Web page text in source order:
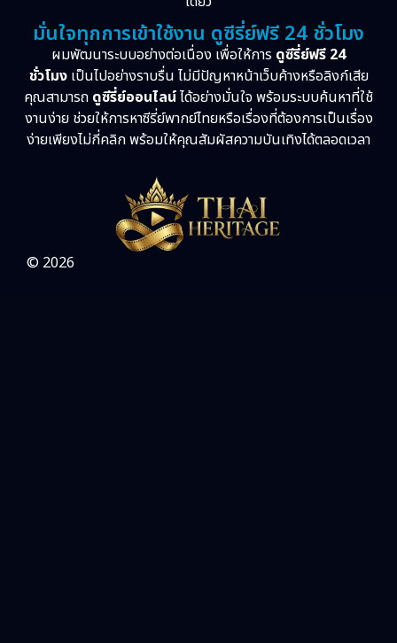
มั่นใจทุกการเข้าใช้งาน ดูซีรี่ย์ฟรี 24 ชั่วโมง
ผมพัฒนาระบบอย่างต่อเนื่อง เพื่อให้การ ดูซีรี่ย์ฟรี 24
ชั่วโมงเป็นไปอย่างราบรื่น ไม่มีปัญหาหน้าเว็บค้างหรือลิงก์เสีย
คุณสามารถ ดูซีรี่ย์ออนไลน์ได้อย่างมั่นใจ พร้อมระบบค้นหาที่ใช้
งานง่าย ช่วยให้การหาซีรี่ย์พากย์ไทยหรือเรื่องที่ต้องการเป็นเรื่อง
ง่ายเพียงไม่กี่คลิก พร้อมให้คุณสัมผัสความบันเทิงได้ตลอดเวลา
© 2026